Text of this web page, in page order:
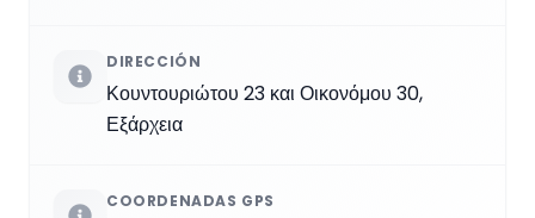
DIRECCIÓN
Κουντουριώτου 23 και Οικονόμου 30,
Εξάρχεια
COORDENADAS GPS